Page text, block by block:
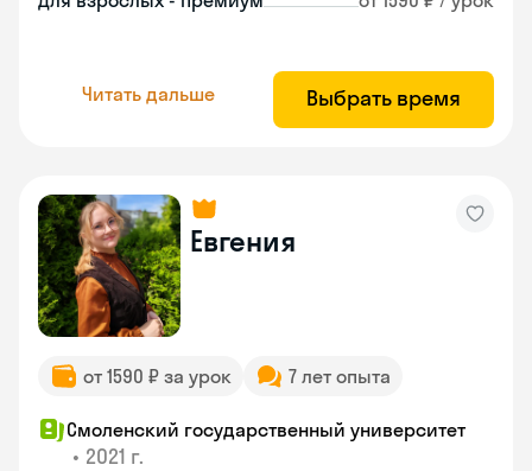
Читать дальше Выбрать время
Евгения
от 1590 ₽ за урок 7 лет опыта
Смоленский государственный университет
• 2021 г.